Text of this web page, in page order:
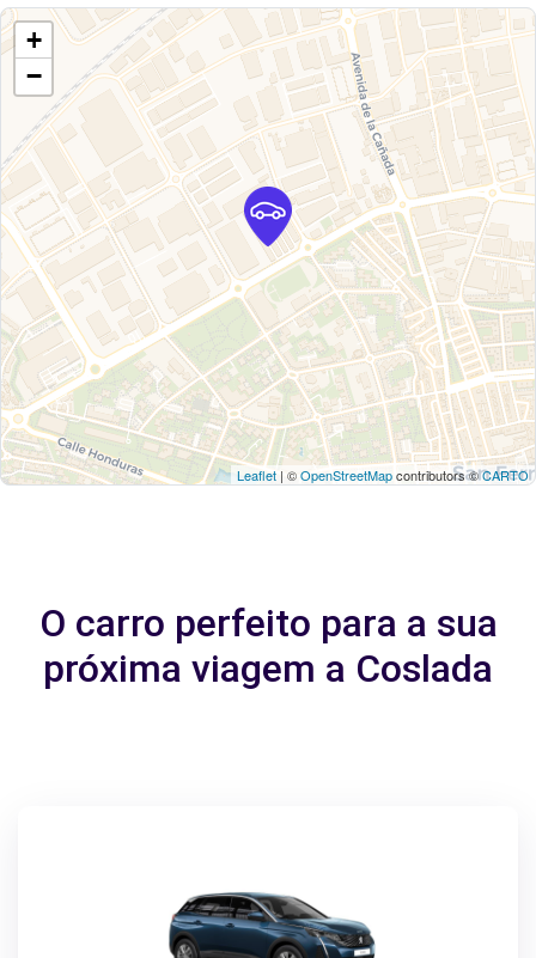
+
−
Leaflet | ©OpenStreetMapcontributors ©CARTO
O carro perfeito para a sua
próxima viagem a Coslada